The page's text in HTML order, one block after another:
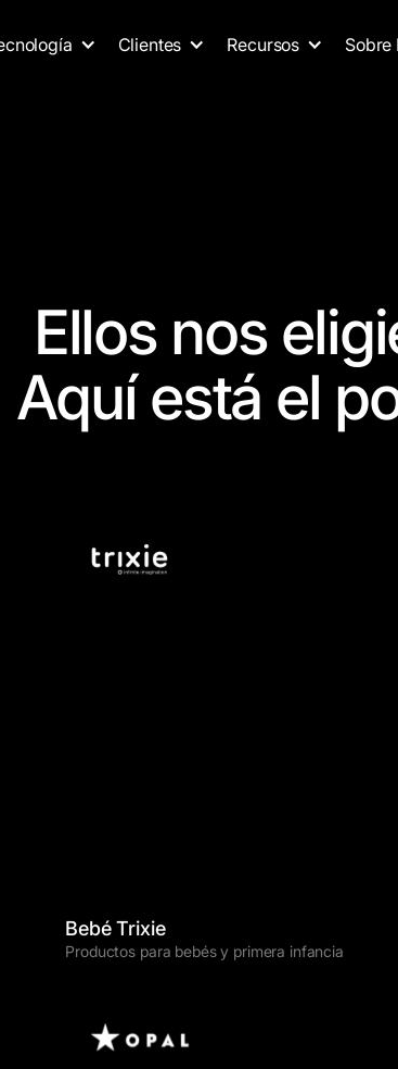
Clientes Recursos Sobre
Ellos nos
Aquí está el
Bebé Trixie
Productos para bebés y primera infancia